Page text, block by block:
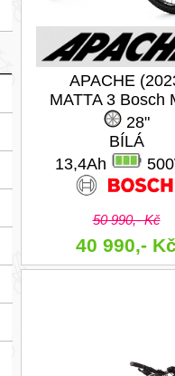
APACHE
MATTA 3 Bosch
28"
BÍLÁ
13,4Ah
50 990,- Kč
40 990,-